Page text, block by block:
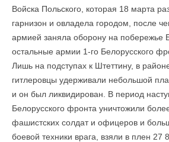
Войска Польского, которая 18 марта
гарнизон и овладела городом, после
армией заняла оборону на побережье
остальные армии 1-го Белорусского
Лишь на подступах к Штеттину, в
гитлеровцы удерживали небольшой
и он был ликвидирован. В период
Белорусского фронта уничтожили
фашистских солдат и офицеров и
боевой техники врага, взяли в плен 27